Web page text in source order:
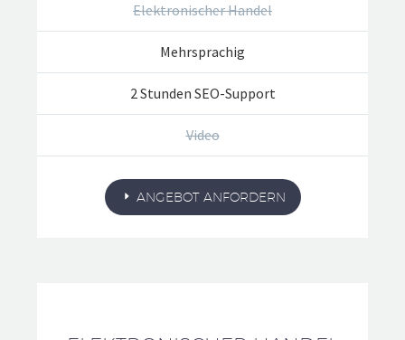
Elektronischer Handel
Mehrsprachig
2 Stunden SEO-Support
Video
ANGEBOT ANFORDERN